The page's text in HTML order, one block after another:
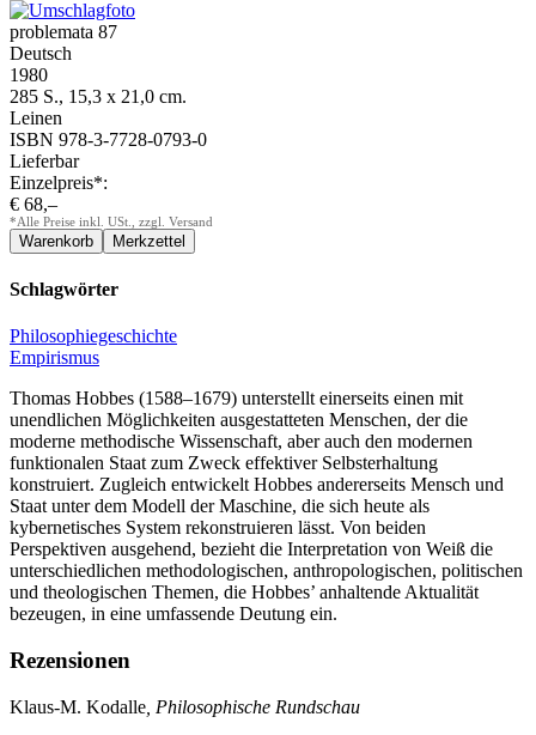
problemata 87
Deutsch
1980
285 S., 15,3 x 21,0 cm.
Leinen
ISBN 978-3-7728-0793-0
Lieferbar
Einzelpreis*:
€ 68,–
*Alle Preise inkl. USt., zzgl. Versand
Schlagwörter
Philosophiegeschichte
Empirismus
Thomas Hobbes (1588–1679) unterstellt einerseits einen mit
unendlichen Möglichkeiten ausgestatteten Menschen, der die
moderne methodische Wissenschaft, aber auch den modernen
funktionalen Staat zum Zweck effektiver Selbsterhaltung
konstruiert. Zugleich entwickelt Hobbes andererseits Mensch und
Staat unter dem Modell der Maschine, die sich heute als
kybernetisches System rekonstruieren lässt. Von beiden
Perspektiven ausgehend, bezieht die Interpretation von Weiß die
unterschiedlichen methodologischen, anthropologischen, politischen
und theologischen Themen, die Hobbes’ anhaltende Aktualität
bezeugen, in eine umfassende Deutung ein.
Rezensionen
Klaus-M. Kodalle , Philosophische Rundschau